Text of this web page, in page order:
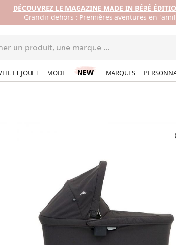
DÉCOUVREZ LE MAGAZINE MADE IN BÉBÉ
Grandir dehors : Premières aventures en
ET JOUET MODE MARQUES